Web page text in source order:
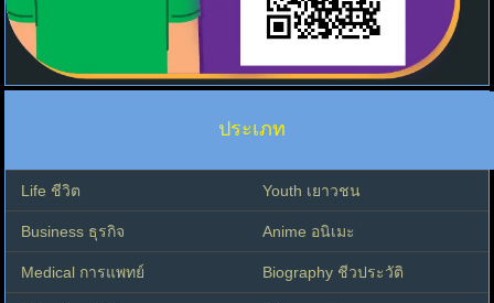
ประเภท
Life ชีวิต Youth เยาวชน
Business ธุรกิจ Anime อนิเมะ
Medical การแพทย์ Biography ชีวประวัติ